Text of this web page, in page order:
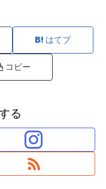
はてブ
コピー
る